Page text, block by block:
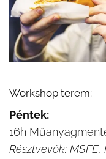
Workshop terem:
Péntek:
16h
Résztvevők: MSFE,